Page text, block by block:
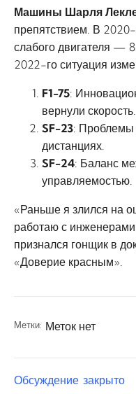
Машины Шарля
препятствием. В
слабого двигателя —
2022-го ситуация
F1-75:
вернули скорость.
SF-23: Проблемы
дистанциях.
SF-24: Баланс
управляемостью.
«Раньше я злился на
работаю с
признался гонщик в
«Доверие красным».
Метки: Меток нет
Обсуждение закрыто